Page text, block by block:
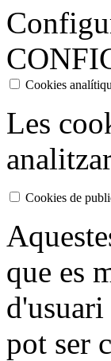
Cookies
Les
Cookies de
que es
pot ser